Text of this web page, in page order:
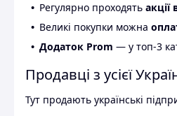
Регулярно проходять акції
Великі покупки можна
Додаток Prom — у топ-3
Продавці з усієї
Тут продають українські